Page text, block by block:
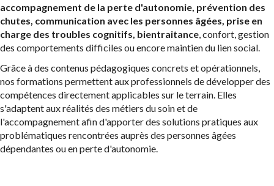
accompagnement de la perte d'autonomie, prévention des
chutes, communication avec les personnes âgées, prise en
charge des troubles cognitifs, bientraitance , confort, gestion
des comportements difficiles ou encore maintien du lien social.
Grâce à des contenus pédagogiques concrets et opérationnels,
nos formations permettent aux professionnels de développer des
compétences directement applicables sur le terrain. Elles
s'adaptent aux réalités des métiers du soin et de
l'accompagnement afin d'apporter des solutions pratiques aux
problématiques rencontrées auprès des personnes âgées
dépendantes ou en perte d'autonomie.